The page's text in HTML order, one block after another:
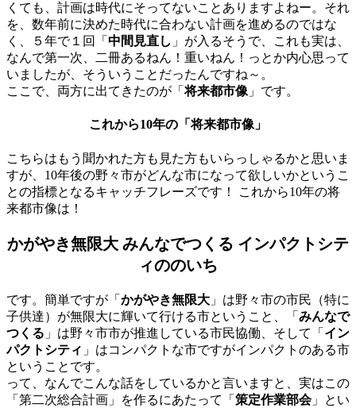
くても、計画は時代にそってないことありますよねー。それ
を、数年前に決めた時代に合わない計画を進めるのではな
く、５年で１回「 中間見直し 」が入るそうで、これも実は、
なんで第一次、二冊あるねん！重いねん！っとか内心思って
いましたが、そういうことだったんですね～。
ここで、両方に出てきたのが「将来都市像 」です。
これから10年の「将来都市像」
こちらはもう聞かれた方も見た方もいらっしゃるかと思いま
すが、10年後の野々市がどんな市になって欲しいかというこ
との指標となるキャッチフレーズです！ これから10年の将
来都市像は！
かがやき無限大 みんなでつくる インパクトシテ
ィののいち
です。簡単ですが「 かがやき無限大 」は野々市の市民（特に
子供達）が無限大に輝いて行ける市ということ、「 みんなで
つくる 」は野々市市が推進している市民協働、そして「 イン
パクトシティ 」はコンパクトな市ですがインパクトのある市
ということです。
って、なんでこんな話をしているかと言いますと、実はこの
「第二次総合計画」を作るにあたって「 策定作業部会」とい